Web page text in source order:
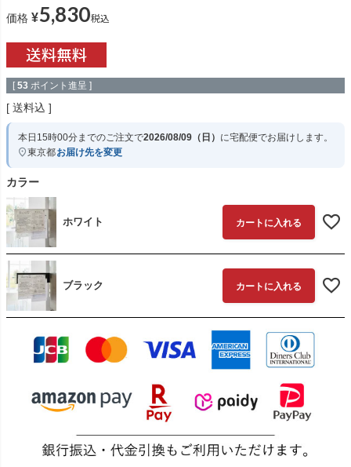
価格 ¥5,830税込
[ 53 ポイント進呈 ]
送料込
本日 15時00分までのご注文で2026/08/09（日） に宅配便でお届けします。
東京都お届け先を変更
カラー
ホワイト カートに入れる
ブラック カートに入れる